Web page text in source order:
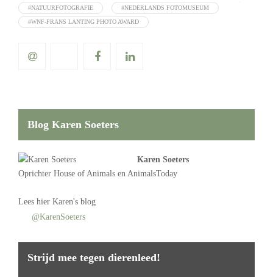
#NATUURFOTOGRAFIE #NEDERLANDS FOTOMUSEUM
#WNF-FRANS LANTING PHOTO AWARD
Blog Karen Soeters
Karen Soeters
Oprichter House of Animals en AnimalsToday
Lees hier Karen's blog
@KarenSoeters
Strijd mee tegen dierenleed!